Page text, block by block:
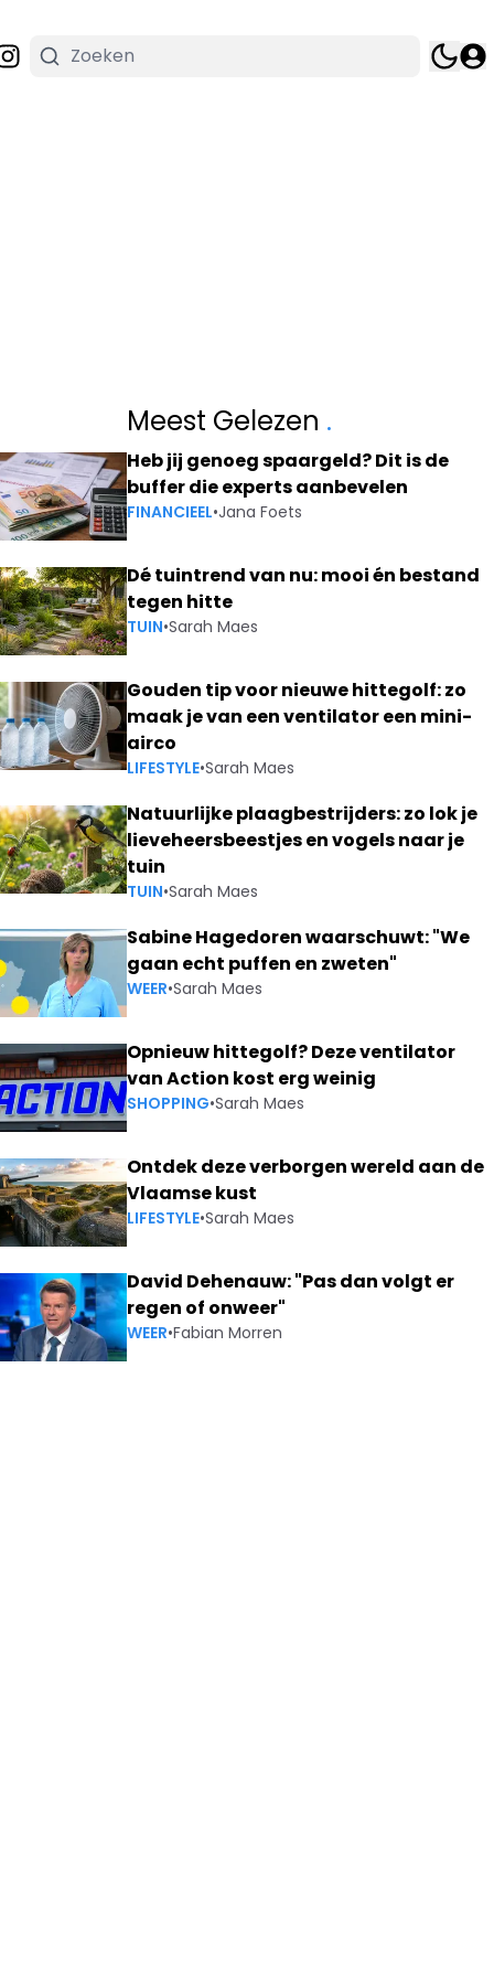
Meest Gelezen .
Heb jij genoeg spaargeld? Dit is de
buffer die experts aanbevelen
FINANCIEEL•Jana Foets
Dé tuintrend van nu: mooi én bestand
tegen hitte
TUIN•Sarah Maes
Gouden tip voor nieuwe hittegolf: zo
maak je van een ventilator een mini-
airco
LIFESTYLE•Sarah Maes
Natuurlijke plaagbestrijders: zo lok je
lieveheersbeestjes en vogels naar je
tuin
TUIN•Sarah Maes
Sabine Hagedoren waarschuwt: "We
gaan echt puffen en zweten"
WEER•Sarah Maes
Opnieuw hittegolf? Deze ventilator
van Action kost erg weinig
SHOPPING•Sarah Maes
Ontdek deze verborgen wereld aan de
Vlaamse kust
LIFESTYLE•Sarah Maes
David Dehenauw: "Pas dan volgt er
regen of onweer"
WEER•Fabian Morren